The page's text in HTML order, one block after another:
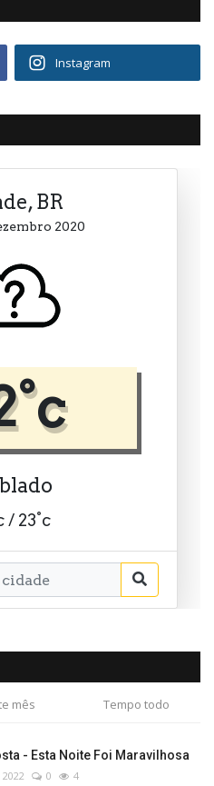
Instagram
mês Tempo todo
- Esta Noite Foi Maravilhosa
2022 0 4